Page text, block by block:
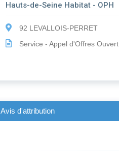
Hauts-de-Seine Habitat - OPH
92 LEVALLOIS-PERRET
Service - Appel d'Offres Ouvert
Avis d'attribution